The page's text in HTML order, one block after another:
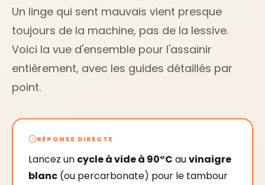
Un linge qui sent mauvais vient presque
toujours de la machine, pas de la lessive.
Voici la vue d'ensemble pour l'assainir
entièrement, avec les guides détaillés par
point.
RÉPONSE DIRECTE
Lancez un cycle à vide à 90°C auvinaigre
blanc (ou percarbonate) pour le tambour